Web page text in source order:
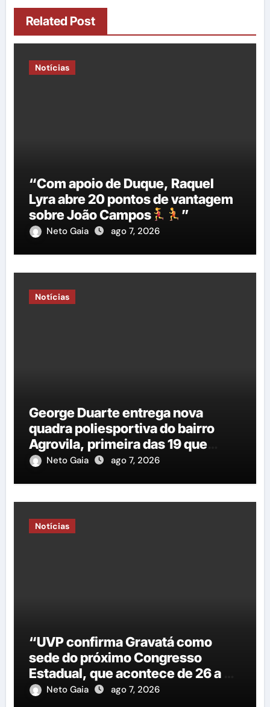
Related Post
Notícias
“Com apoio de Duque, Raquel
Lyra abre 20 pontos de vantagem
sobre João Campos
”
Neto Gaia ago 7, 2026
Notícias
George Duarte entrega nova
quadra poliesportiva do bairro
Agrovila, primeira das 19 que
estão em construção
Neto Gaia ago 7, 2026
Notícias
“UVP confirma Gravatá como
sede do próximo Congresso
Estadual, que acontece de 26 a 29
de agosto”
Neto Gaia ago 7, 2026